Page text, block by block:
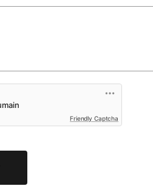
Friendly Captcha